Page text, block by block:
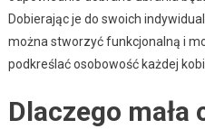
Dobierając je do swoich
można stworzyć funkcjonalną i
podkreślać osobowość każdej
Dlaczego